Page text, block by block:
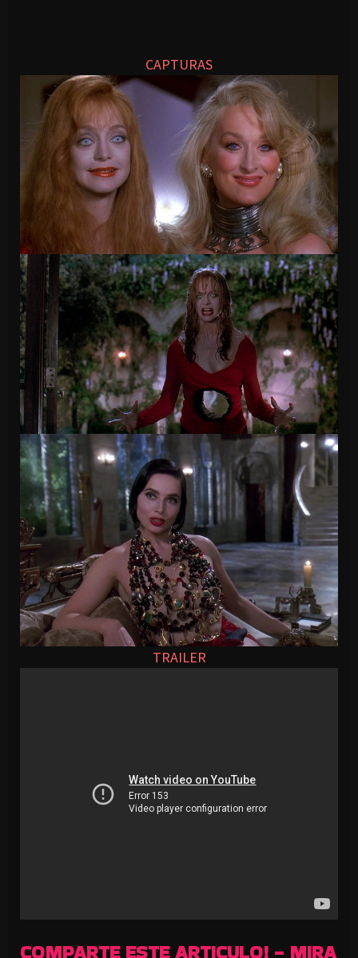
CAPTURAS
TRAILER
COMPARTE ESTE ARTICULO! - MIRA